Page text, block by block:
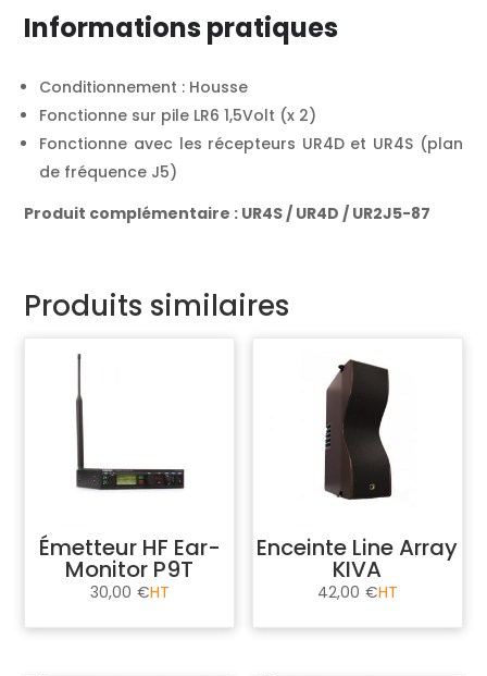
Informations pratiques
Conditionnement : Housse
Fonctionne sur pile LR6 1,5Volt (x 2)
Fonctionne avec les récepteurs UR4D et UR4S (plan
de fréquence J5)
Produit complémentaire : UR4S / UR4D / UR2J5-87
Produits similaires
Émetteur HF Ear-
Monitor P9T
30,00 €
Enceinte Line Array
KIVA
42,00 €